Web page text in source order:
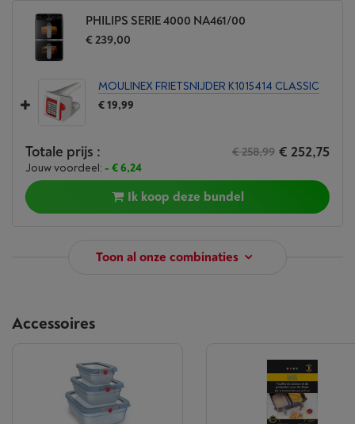
PHILIPS SERIE 4000 NA461/00
€ 239,00
MOULINEX FRIETSNIJDER K1015414 CLASSIC
€ 19,99
Totale prijs : € 258,99 € 252,75
Jouw voordeel: - € 6,24
Ik koop deze bundel
Toon al onze combinaties
Accessoires